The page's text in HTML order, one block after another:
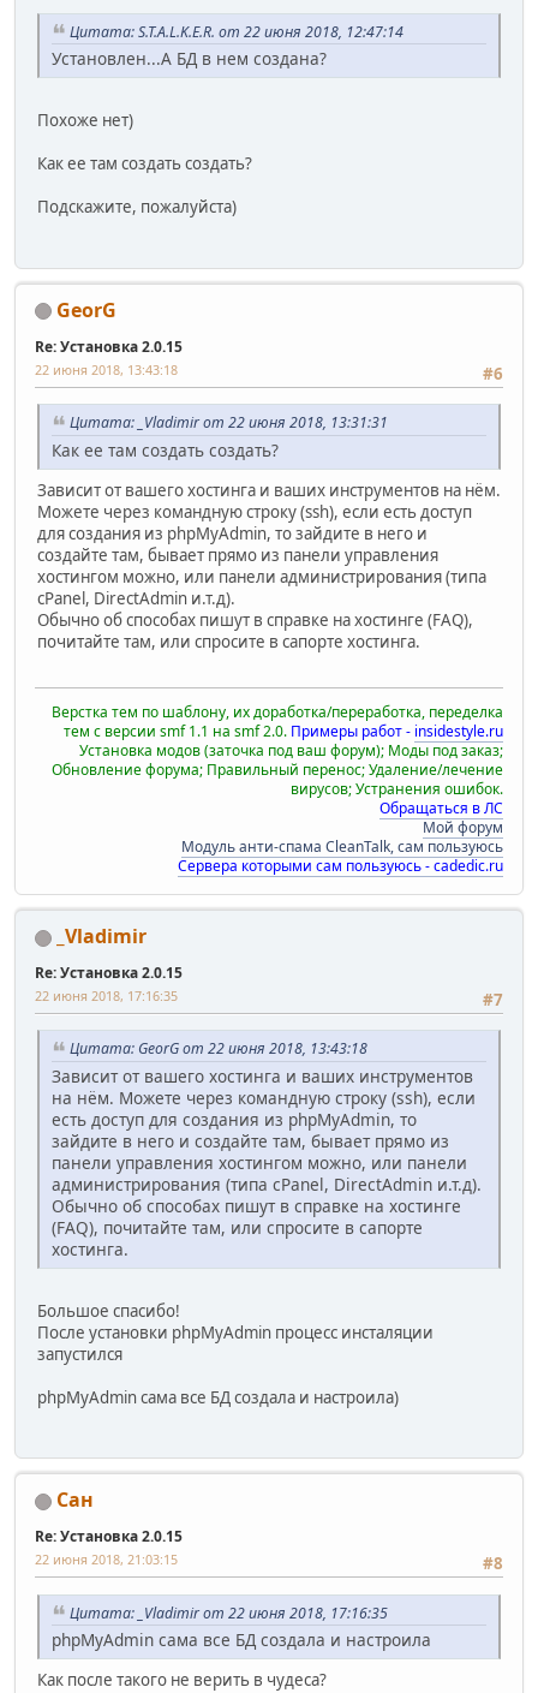
Цитата: S.T.A.L.K.E.R. от 22 июня 2018, 12:47:14
Установлен...А БД в нем создана?
Похоже нет)
Как ее там создать создать?
Подскажите, пожалуйста)
GeorG
Re: Установка 2.0.15
#6
22 июня 2018, 13:43:18
Цитата: _Vladimir от 22 июня 2018, 13:31:31
Как ее там создать создать?
Зависит от вашего хостинга и ваших инструментов на нём.
Можете через командную строку (ssh), если есть доступ
для создания из phpMyAdmin, то зайдите в него и
создайте там, бывает прямо из панели управления
хостингом можно, или панели администрирования (типа
cPanel, DirectAdmin и.т.д).
Обычно об способах пишут в справке на хостинге (FAQ),
почитайте там, или спросите в сапорте хостинга.
Верстка тем по шаблону, их доработка/переработка, переделка
тем с версии smf 1.1 на smf 2.0. Примеры работ - insidestyle.ru
Установка модов (заточка под ваш форум); Моды под заказ;
Обновление форума; Правильный перенос; Удаление/лечение
вирусов; Устранения ошибок.
Обращаться в ЛС
Мой форум
Модуль анти-спама CleanTalk, сам пользуюсь
Сервера которыми сам пользуюсь - cadedic.ru
_Vladimir
Re: Установка 2.0.15
#7
22 июня 2018, 17:16:35
Цитата: GeorG от 22 июня 2018, 13:43:18
Зависит от вашего хостинга и ваших инструментов
на нём. Можете через командную строку (ssh), если
есть доступ для создания из phpMyAdmin, то
зайдите в него и создайте там, бывает прямо из
панели управления хостингом можно, или панели
администрирования (типа cPanel, DirectAdmin и.т.д).
Обычно об способах пишут в справке на хостинге
(FAQ), почитайте там, или спросите в сапорте
хостинга.
Большое спасибо!
После установки phpMyAdmin процесс инсталяции
запустился
phpMyAdmin сама все БД создала и настроила)
Сан
Re: Установка 2.0.15
#8
22 июня 2018, 21:03:15
Цитата: _Vladimir от 22 июня 2018, 17:16:35
phpMyAdmin сама все БД создала и настроила
Как после такого не верить в чудеса?